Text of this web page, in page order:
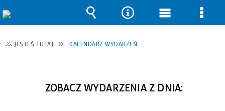
JESTEŚ TUTAJ KALENDARZ WYDARZEŃ
ZOBACZ WYDARZENIA Z DNIA:
Wyszukiwarka
Narzędzia
Menu Menu